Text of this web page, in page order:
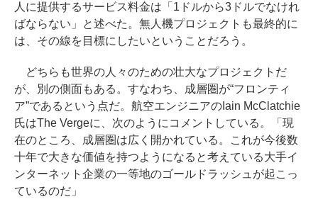
人に提供するサービス料金は「1ドルから3ドルでなけれ
ばならない」と述べた。無人機プロジェクトも最終的に
は、その線を目標にしたいということだろう。
どちらも世界の人々のための壮大なプロジェクトだ
が、別の側面もある。すなわち、成層圏が“フロンティ
ア”であるという点だ。航空エンジニアのIain McClatchie
氏はThe Vergeに、次のようにコメントしている。「現
在のところ、成層圏は広く開かれている。これが今後数
十年で大きな価値を持つようになると考えている大手イ
ンターネット企業の一等地のゴールドラッシュが起こっ
ているのだ」